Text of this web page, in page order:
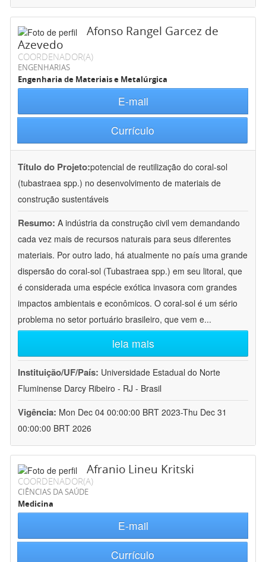
Afonso Rangel Garcez de
Azevedo
COORDENADOR(A)
ENGENHARIAS
Engenharia de Materiais e Metalúrgica
E-mail
Currículo
Título do Projeto:potencial de reutilização do coral-sol
(tubastraea spp.) no desenvolvimento de materiais de
construção sustentáveis
Resumo: A indústria da construção civil vem demandando
cada vez mais de recursos naturais para seus diferentes
materiais. Por outro lado, há atualmente no país uma grande
dispersão do coral-sol (Tubastraea spp.) em seu litoral, que
é considerada uma espécie exótica invasora com grandes
impactos ambientais e econômicos. O coral-sol é um sério
problema no setor portuário brasileiro, que vem e...
leia mais
Instituição/UF/País: Universidade Estadual do Norte
Fluminense Darcy Ribeiro - RJ - Brasil
Vigência: Mon Dec 04 00:00:00 BRT 2023-Thu Dec 31
00:00:00 BRT 2026
Afranio Lineu Kritski
COORDENADOR(A)
CIÊNCIAS DA SAÚDE
Medicina
E-mail
Currículo